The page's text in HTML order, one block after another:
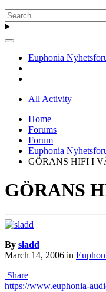
Euphonia
All Activity
Home
Forums
Forum
Euphonia
GÖRANS HIFI I
GÖRANS
By sladd
March 14, 2006 in
Share
https://www.euphonia-